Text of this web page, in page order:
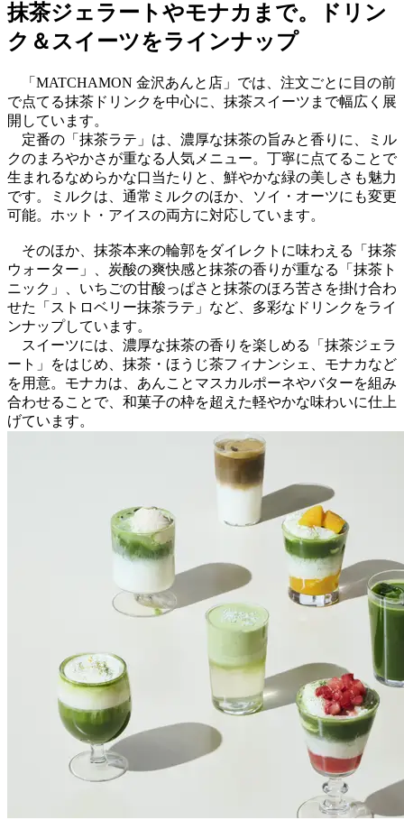
抹茶ジェラートやモナカまで。ドリン
ク＆スイーツをラインナップ
「MATCHAMON 金沢あんと店」では、注文ごとに目の前
で点てる抹茶ドリンクを中心に、抹茶スイーツまで幅広く展
開しています。
定番の「抹茶ラテ」は、濃厚な抹茶の旨みと香りに、ミル
クのまろやかさが重なる人気メニュー。丁寧に点てることで
生まれるなめらかな口当たりと、鮮やかな緑の美しさも魅力
です。ミルクは、通常ミルクのほか、ソイ・オーツにも変更
可能。ホット・アイスの両方に対応しています。
そのほか、抹茶本来の輪郭をダイレクトに味わえる「抹茶
ウォーター」、炭酸の爽快感と抹茶の香りが重なる「抹茶ト
ニック」、いちごの甘酸っぱさと抹茶のほろ苦さを掛け合わ
せた「ストロベリー抹茶ラテ」など、多彩なドリンクをライ
ンナップしています。
スイーツには、濃厚な抹茶の香りを楽しめる「抹茶ジェラ
ート」をはじめ、抹茶・ほうじ茶フィナンシェ、モナカなど
を用意。モナカは、あんことマスカルポーネやバターを組み
合わせることで、和菓子の枠を超えた軽やかな味わいに仕上
げています。